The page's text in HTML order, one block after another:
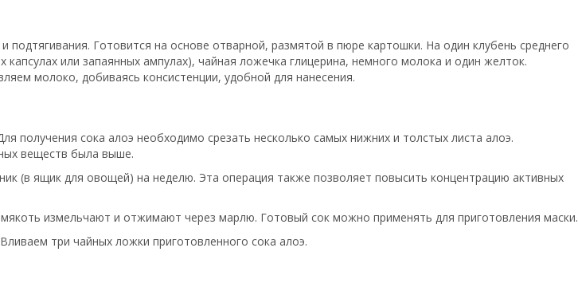
Готовится на основе отварной, размятой в пюре картошки. На один клубень среднего
или запаянных ампулах), чайная ложечка глицерина, немного молока и один желток.
молоко, добиваясь консистенции, удобной для нанесения.
сока алоэ необходимо срезать несколько самых нижних и толстых листа алоэ.
веществ была выше.
(в ящик для овощей) на неделю. Эта операция также позволяет повысить концентрацию активных
измельчают и отжимают через марлю. Готовый сок можно применять для приготовления маски.
три чайных ложки приготовленного сока алоэ.